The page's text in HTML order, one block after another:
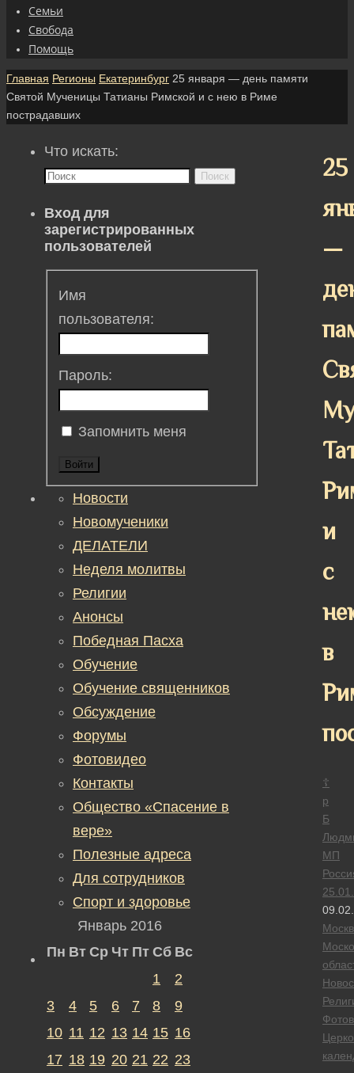
Семьи
Свобода
Помощь
Главная Регионы Екатеринбург 25 января — день памяти
Святой Мученицы Татианы Римской и с нею в Риме
пострадавших
25
—
и
с
в
☦
р
Б
МП
Что искать:
Поиск
Вход для
зарегистрированных
пользователей
Имя
пользователя:
Пароль:
Запомнить меня
Войти
Новости
Новомученики
ДЕЛАТЕЛИ
Неделя молитвы
Религии
Анонсы
Победная Пасха
Обучение
Обучение священников
Обсуждение
Форумы
Фотовидео
Контакты
Общество «Спасение в
вере»
Полезные адреса
Для сотрудников
Спорт и здоровье
Январь 2016
Пн Вт Ср Чт Пт Сб Вс
1
2
3
4 5 6 7 8
9
10 11 12 13 14 15 16
17 18 19 20 21 22 23